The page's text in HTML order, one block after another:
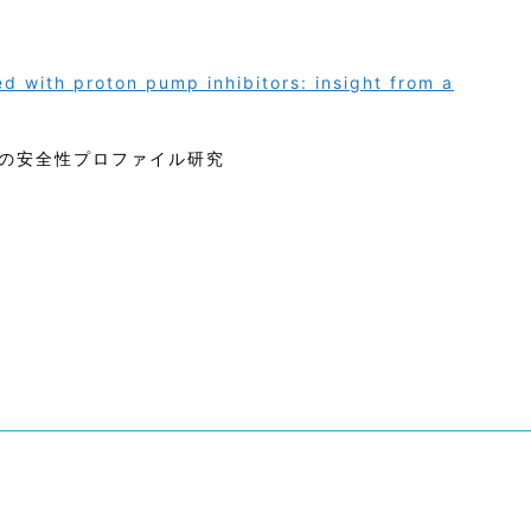
with proton pump inhibitors: insight from a
安全性プロファイル研究